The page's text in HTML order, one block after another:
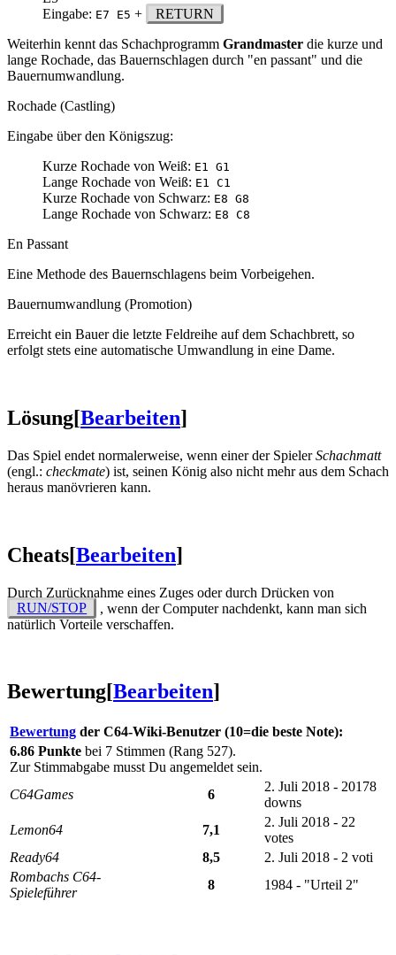
Eingabe: E7 E5 +
RETURN
Weiterhin kennt das Schachprogramm Grandmaster die kurze und
lange Rochade, das Bauernschlagen durch "en passant" und die
Bauernumwandlung.
Rochade (Castling)
Eingabe über den Königszug:
Kurze Rochade von Weiß: E1 G1
Lange Rochade von Weiß: E1 C1
Kurze Rochade von Schwarz: E8 G8
Lange Rochade von Schwarz: E8 C8
En Passant
Eine Methode des Bauernschlagens beim Vorbeigehen.
Bauernumwandlung (Promotion)
Erreicht ein Bauer die letzte Feldreihe auf dem Schachbrett, so
erfolgt stets eine automatische Umwandlung in eine Dame.
Lösung[Bearbeiten]
Das Spiel endet normalerweise, wenn einer der SpielerSchachmatt
(engl.: checkmate) ist, seinen König also nicht mehr aus dem Schach
heraus manövrieren kann.
Cheats[Bearbeiten]
Durch Zurücknahme eines Zuges oder durch Drücken von
RUN/STOP
, wenn der Computer nachdenkt, kann man sich
natürlich Vorteile verschaffen.
Bewertung[Bearbeiten]
Bewertung der C64-Wiki-Benutzer (10=die beste Note):
6.86 Punkte bei 7 Stimmen (Rang 527).
Zur Stimmabgabe musst Du angemeldet sein.
C64Games
6
2. Juli 2018 - 20178
downs
Lemon64
7,1
2. Juli 2018 - 22
votes
Ready64
8,5
2. Juli 2018 - 2 voti
Rombachs C64-
Spieleführer
8 1984 - "Urteil 2"